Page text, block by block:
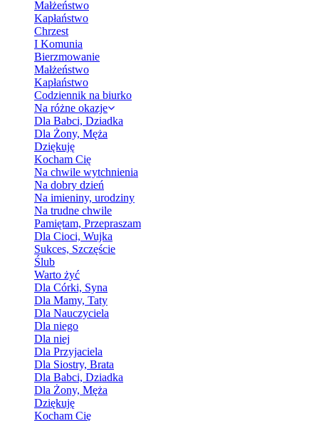
Małżeństwo
Kapłaństwo
Chrzest
I Komunia
Bierzmowanie
Małżeństwo
Kapłaństwo
Codziennik na biurko
Na różne okazje
Dla Babci, Dziadka
Dla Żony, Męża
Dziękuję
Kocham Cię
Na chwile wytchnienia
Na dobry dzień
Na imieniny, urodziny
Na trudne chwile
Pamiętam, Przepraszam
Dla Cioci, Wujka
Sukces, Szczęście
Ślub
Warto żyć
Dla Córki, Syna
Dla Mamy, Taty
Dla Nauczyciela
Dla niego
Dla niej
Dla Przyjaciela
Dla Siostry, Brata
Dla Babci, Dziadka
Dla Żony, Męża
Dziękuję
Kocham Cię